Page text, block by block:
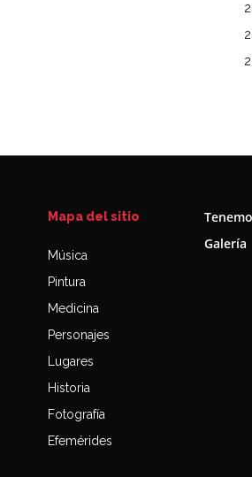
Mapa del sitio
Música
Pintura
Medicina
Personajes
Lugares
Historia
Fotografía
Efemérides
Galería